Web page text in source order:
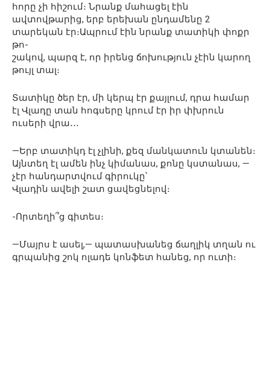
հորը չի հիշում։ Նրանք մահացել էին
ավտովթարից, երբ երեխան ընդամենը 2
տարեկան էր։Ապրում էին նրանք տատիկի փոքր
թո-
շակով, պարզ է, որ իրենց ճոխություն չէին կարող
թույլ տալ։
Տատիկը ծեր էր, մի կերպ էր քայլում, դրա համար
էլ Վլադը տան հոգսերը կրում էր իր փխրուն
ուսերի վրա․․․
—Երբ տատիկդ էլ չլինի, քեզ մանկատուն կտանեն։
Այնտեղ էլ ամեն ինչ կիմանաս, քոնը կստանաս, —
չէր հանդարտվում գիրուկը՝
Վլադին ավելի շատ ցավեցնելով։
-Որտեղի՞ց գիտես։
—Մայրս է ասել,— պատասխանեց ճաղլիկ տղան ու
գրպանից շոկ ոլադե կոնֆետ հանեց, որ ուտի։